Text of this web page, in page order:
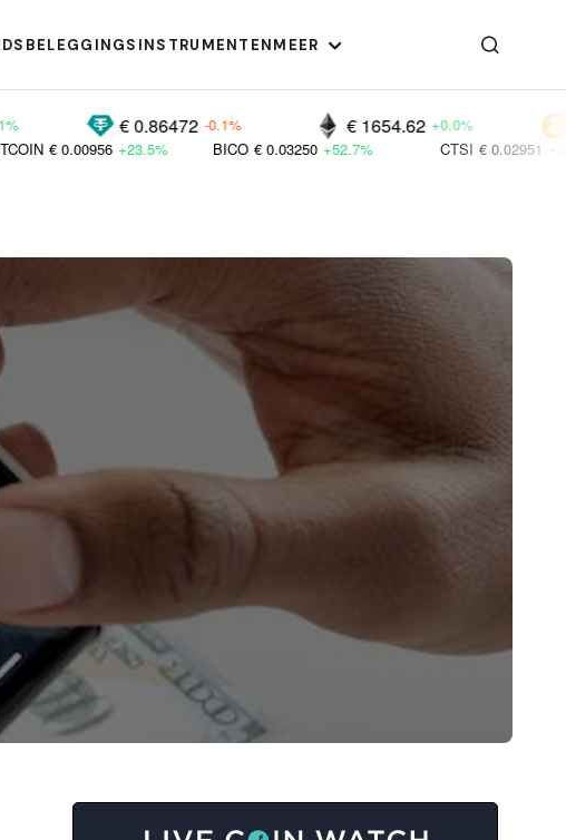
BELEGGINGSINSTRUMENTENMEER
€
€ 1654.62 +0.0%
€ 0.86472 -0.1%
CTSI
€ 0.02951 +57.1%
BICO € 0.03250 +52.7%
+23.5%